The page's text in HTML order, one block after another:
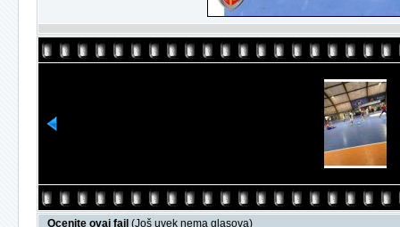
Ocenite ovaj fajl (Još uvek nema glasova)